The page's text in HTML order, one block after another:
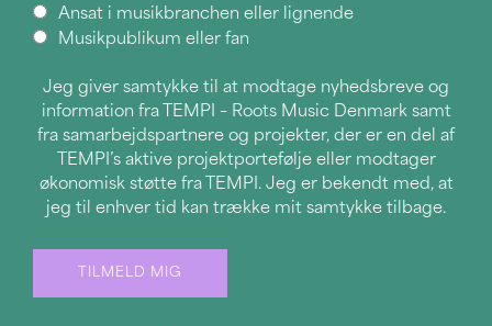
Ansat i musikbranchen eller lignende
Musikpublikum eller fan
Jeg giver samtykke til at modtage nyhedsbreve og
information fra TEMPI – Roots Music Denmark samt
fra samarbejdspartnere og projekter, der er en del af
TEMPI’s aktive projektportefølje eller modtager
økonomisk støtte fra TEMPI. Jeg er bekendt med, at
jeg til enhver tid kan trække mit samtykke tilbage.